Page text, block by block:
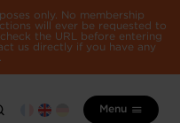
only. No membership
will ever be requested to
the URL before entering
us directly if you have any
Menu